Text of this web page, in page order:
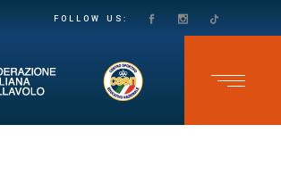
FOLLOW US: